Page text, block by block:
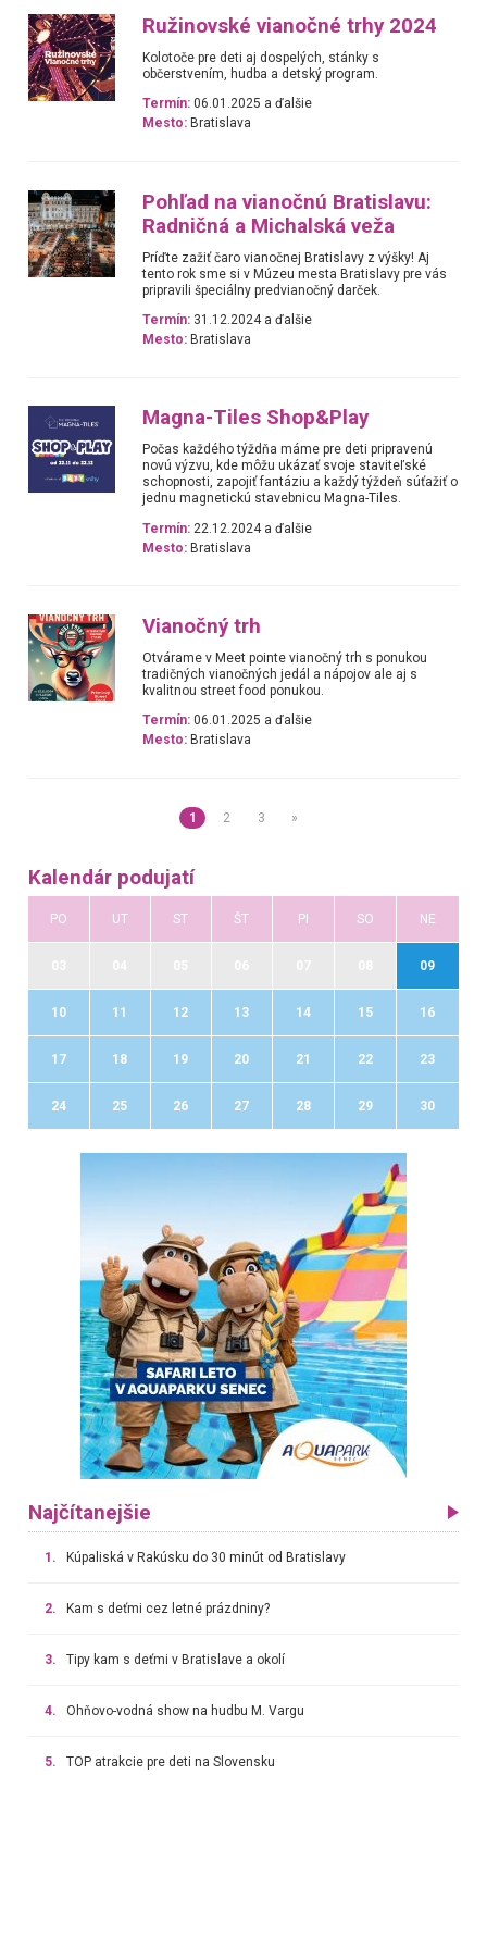
Ružinovské vianočné trhy 2024
Kolotoče pre deti aj dospelých, stánky s
občerstvením, hudba a detský program.
Termín: 06.01.2025 a ďalšie
Mesto: Bratislava
Pohľad na vianočnú Bratislavu:
Radničná a Michalská veža
Príďte zažiť čaro vianočnej Bratislavy z výšky! Aj
tento rok sme si v Múzeu mesta Bratislavy pre vás
pripravili špeciálny predvianočný darček.
Termín: 31.12.2024 a ďalšie
Mesto: Bratislava
Magna-Tiles Shop&Play
Počas každého týždňa máme pre deti pripravenú
novú výzvu, kde môžu ukázať svoje staviteľské
schopnosti, zapojiť fantáziu a každý týždeň súťažiť o
jednu magnetickú stavebnicu Magna-Tiles.
Termín: 22.12.2024 a ďalšie
Mesto: Bratislava
Vianočný trh
Otvárame v Meet pointe vianočný trh s ponukou
tradičných vianočných jedál a nápojov ale aj s
kvalitnou street food ponukou.
Termín: 06.01.2025 a ďalšie
Mesto: Bratislava
1 2 3 »
Kalendár podujatí
PO UT ST ŠT PI SO NE
09
10 11 12 13 14 15 16
17 18 19 20 21 22 23
24 25 26 27 28 29 30
Najčítanejšie
1. Kúpaliská v Rakúsku do 30 minút od Bratislavy
2. Kam s deťmi cez letné prázdniny?
3. Tipy kam s deťmi v Bratislave a okolí
4. Ohňovo-vodná show na hudbu M. Vargu
5. TOP atrakcie pre deti na Slovensku